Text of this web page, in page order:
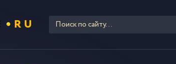
RU